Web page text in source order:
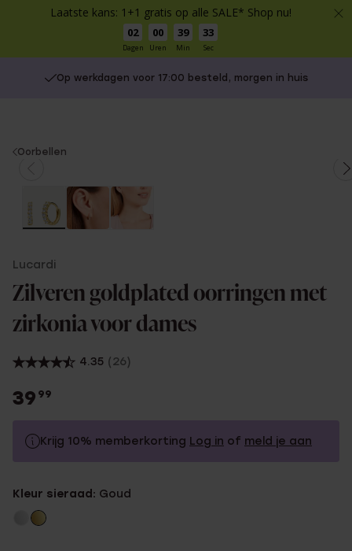
Laatste kans: 1+1 gratis op alle SALE* Shop nu!
02
Dagen
00
Uren
39
Min
33
Sec
Op werkdagen voor 17:00 besteld, morgen in huis
You
Oorbellen
Lucardi
Zilveren goldplated oorringen met
zirkonia voor dames
4.35 (26)
39 99
Krijg 10% memberkorting Log in of meld je aan
Zonder memberkorting
Kleur sieraad: Goud